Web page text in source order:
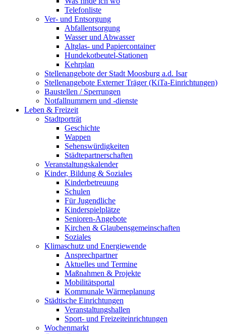
Telefonliste
Ver- und Entsorgung
Abfallentsorgung
Wasser und Abwasser
Altglas- und Papiercontainer
Hundekotbeutel-Stationen
Kehrplan
Stellenangebote der Stadt Moosburg a.d. Isar
Stellenangebote Externer Träger (KiTa-Einrichtungen)
Baustellen / Sperrungen
Notfallnummern und -dienste
Leben & Freizeit
Stadtporträt
Geschichte
Wappen
Sehenswürdigkeiten
Städtepartnerschaften
Veranstaltungskalender
Kinder, Bildung & Soziales
Kinderbetreuung
Schulen
Für Jugendliche
Kinderspielplätze
Senioren-Angebote
Kirchen & Glaubensgemeinschaften
Soziales
Klimaschutz und Energiewende
Ansprechpartner
Aktuelles und Termine
Maßnahmen & Projekte
Mobilitätsportal
Kommunale Wärmeplanung
Städtische Einrichtungen
Veranstaltungshallen
Sport- und Freizeiteinrichtungen
Wochenmarkt